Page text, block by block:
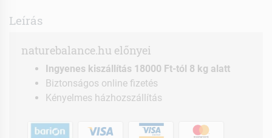
Leírás
naturebalance.hu előnyei
Ingyenes kiszállítás 18000 Ft-tól 8 kg alatt
Biztonságos online fizetés
Kényelmes házhozszállítás